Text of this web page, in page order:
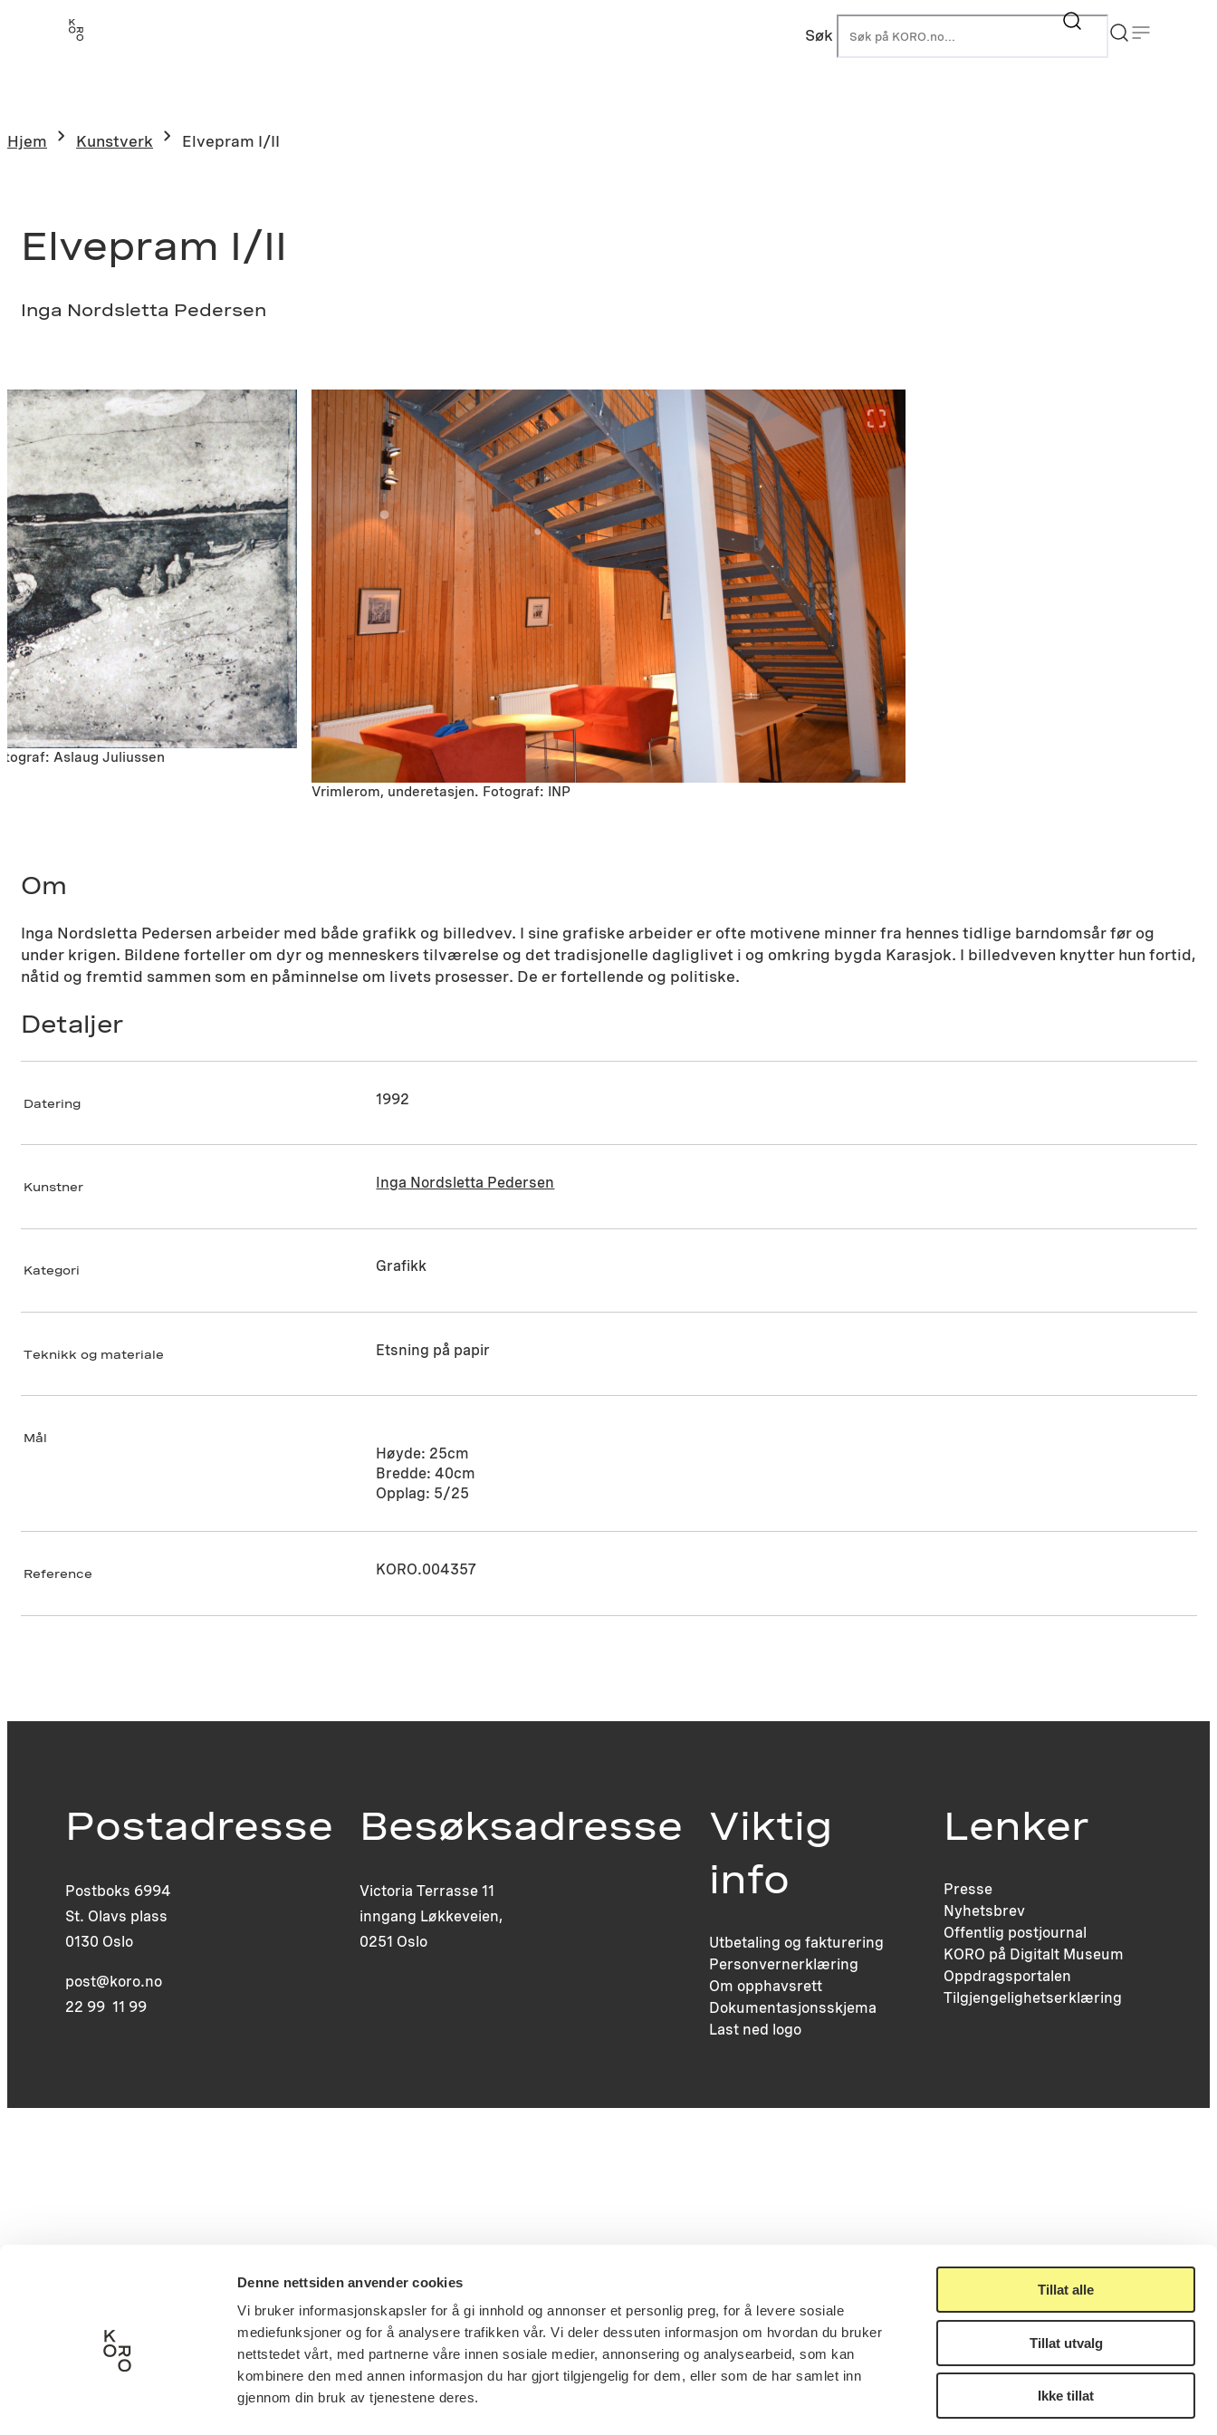
Denne nettsiden anvender cookies
Vi bruker informasjonskapsler for å gi innhold og annonser et personlig preg, for å levere sosiale
mediefunksjoner og for å analysere trafikken vår. Vi deler dessuten informasjon om hvordan du bruker
nettstedet vårt, med partnerne våre innen sosiale medier, annonsering og analysearbeid, som kan
kombinere den med annen informasjon du har gjort tilgjengelig for dem, eller som de har samlet inn
gjennom din bruk av tjenestene deres.
Tillat alle
Tillat utvalg
Ikke tillat
Søk
Hjem Kunstverk Elvepram I/II
Elvepram I/II
Inga Nordsletta Pedersen
Aslaug Juliussen
Vrimlerom, underetasjen. Fotograf: INP
Om
Inga Nordsletta Pedersen arbeider med både grafikk og billedvev. I sine grafiske arbeider er ofte motivene minner fra hennes tidlige barndomsår før og
under krigen. Bildene forteller om dyr og menneskers tilværelse og det tradisjonelle dagliglivet i og omkring bygda Karasjok. I billedveven knytter hun fortid,
nåtid og fremtid sammen som en påminnelse om livets prosesser. De er fortellende og politiske.
Detaljer
Datering 1992
Kunstner Inga Nordsletta Pedersen
Kategori Grafikk
Teknikk og materiale Etsning på papir
Mål
Høyde: 25cm
Bredde: 40cm
Opplag: 5/25
Reference KORO.004357
Postadresse
Postboks 6994
St. Olavs plass
0130 Oslo
post@koro.no
22 99 11 99
Besøksadresse
Victoria Terrasse 11
inngang Løkkeveien,
0251 Oslo
Viktig
info
Utbetaling og fakturering
Personvernerklæring
Om opphavsrett
Dokumentasjonsskjema
Last ned logo
Lenker
Presse
Nyhetsbrev
Offentlig postjournal
KORO på Digitalt Museum
Oppdragsportalen
Tilgjengelighetserklæring